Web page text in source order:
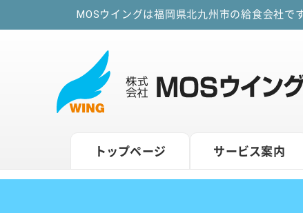
MOSウイングは福岡県北九州市の給食会社で
トップページ サービス案内